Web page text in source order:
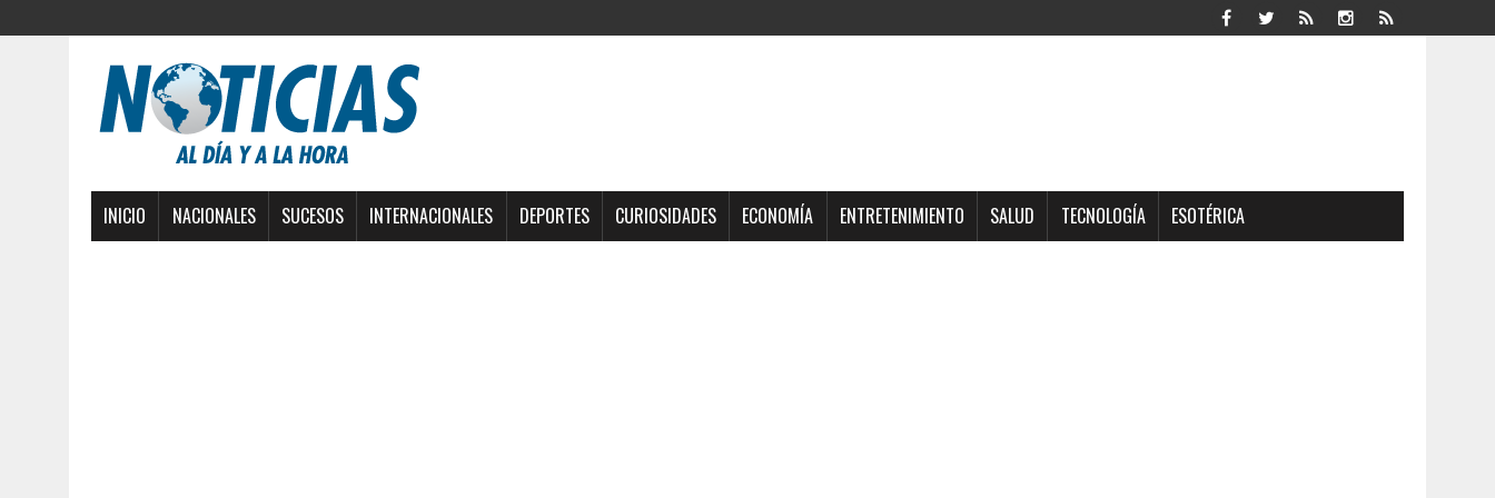
INICIO NACIONALES SUCESOS INTERNACIONALES DEPORTES CURIOSIDADES ECONOMÍA ENTRETENIMIENTO SALUD TECNOLOGÍA ESOTÉRICA